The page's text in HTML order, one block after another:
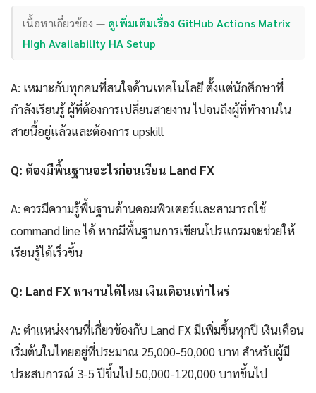
เนื้อหาเกี่ยวข้อง — ดูเพิ่มเติมเรื่อง GitHub Actions Matrix
High Availability HA Setup
A: เหมาะกับทุกคนที่สนใจด้านเทคโนโลยี ตั้งแต่นักศึกษาที่
กำลังเรียนรู้ ผู้ที่ต้องการเปลี่ยนสายงาน ไปจนถึงผู้ที่ทำงานใน
สายนี้อยู่แล้วและต้องการ upskill
Q: ต้องมีพื้นฐานอะไรก่อนเรียน Land FX
A: ควรมีความรู้พื้นฐานด้านคอมพิวเตอร์และสามารถใช้
command line ได้ หากมีพื้นฐานการเขียนโปรแกรมจะช่วยให้
เรียนรู้ได้เร็วขึ้น
Q: Land FX หางานได้ไหม เงินเดือนเท่าไหร่
A: ตำแหน่งงานที่เกี่ยวข้องกับ Land FX มีเพิ่มขึ้นทุกปี เงินเดือน
เริ่มต้นในไทยอยู่ที่ประมาณ 25,000-50,000 บาท สำหรับผู้มี
ประสบการณ์ 3-5 ปีขึ้นไป 50,000-120,000 บาทขึ้นไป